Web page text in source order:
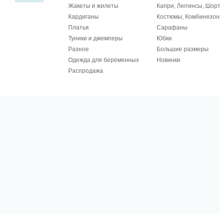
Жакеты и жилеты
Капри, Леггинсы,
Кардиганы
Костюмы,
Платья
Сарафаны
Туники и джемперы
Юбки
Разное
Большие размеры
Одежда для беременных
Новинки
Распродажа